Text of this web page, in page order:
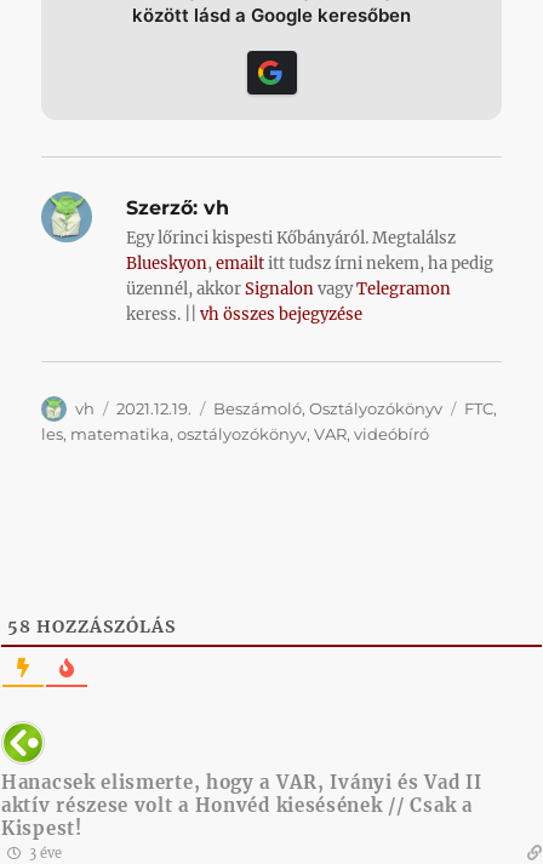
között lásd a Google keresőben
Szerző: vh
Egy lőrinci kispesti Kőbányáról. Megtalálsz
Blueskyon,emailtitt tudsz írni nekem, ha pedig
üzennél, akkorSignalonvagyTelegramon
keress. ||vh összes bejegyzése
Szerző
vh Közzétéve
2021.12.19. Kategória
Beszámoló,Osztályozókönyv Címke
FTC,
les, matematika,osztályozókönyv,VAR,videóbíró
58 HOZZÁSZÓLÁS
Hanacsek elismerte, hogy a VAR, Iványi és Vad II
aktív részese volt a Honvéd kiesésének // Csak a
Kispest!
3 éve